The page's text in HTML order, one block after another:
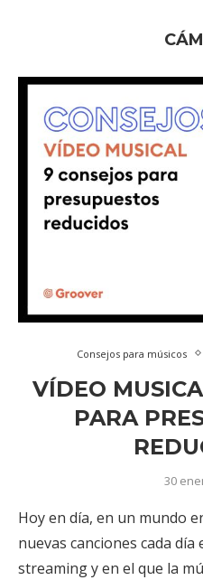
Consejos para músicos
VÍDEO
PARA
30
Hoy en día, en un mundo
nuevas canciones cada
streaming y en el que la